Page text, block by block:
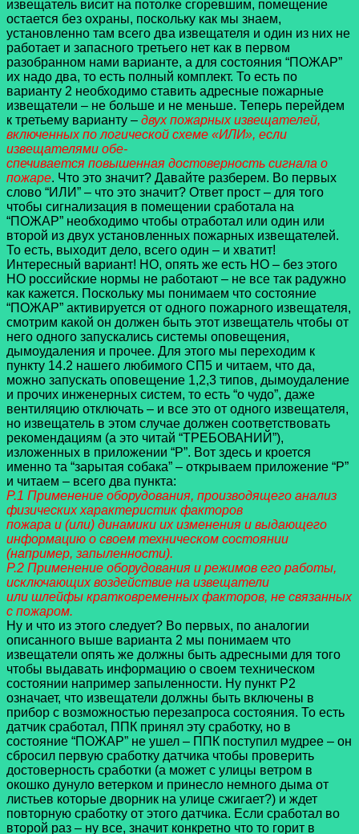
извещатель висит на потолке сгоревшим, помещение
остается без охраны, поскольку как мы знаем,
установленно там всего два извещателя и один из них не
работает и запасного третьего нет как в первом
разобранном нами варианте, а для состояния “ПОЖАР”
их надо два, то есть полный комплект. То есть по
варианту 2 необходимо ставить адресные пожарные
извещатели – не больше и не меньше. Теперь перейдем
к третьему варианту – двух пожарных извещателей,
включенных по логической схеме «ИЛИ», если
извещателями обе-
спечивается повышенная достоверность сигнала о
пожаре. Что это значит? Давайте разберем. Во первых
слово “ИЛИ” – что это значит? Ответ прост – для того
чтобы сигнализация в помещении сработала на
“ПОЖАР” необходимо чтобы отработал или один или
второй из двух установленных пожарных извещателей.
То есть, выходит дело, всего один – и хватит!
Интересный вариант! НО, опять же есть НО – без этого
НО российские нормы не работают – не все так радужно
как кажется. Поскольку мы понимаем что состояние
“ПОЖАР” активируется от одного пожарного извещателя,
смотрим какой он должен быть этот извещатель чтобы от
него одного запускались системы оповещения,
дымоудаления и прочее. Для этого мы переходим к
пункту 14.2 нашего любимого СП5 и читаем, что да,
можно запускать оповещение 1,2,3 типов, дымоудаление
и прочих инженерных систем, то есть “о чудо”, даже
вентиляцию отключать – и все это от одного извещателя,
но извещатель в этом случае должен соответствовать
рекомендациям (а это читай “ТРЕБОВАНИЙ”),
изложенных в приложении “Р”. Вот здесь и кроется
именно та “зарытая собака” – открываем приложение “Р”
и читаем – всего два пункта:
Р.1 Применение оборудования, производящего анализ
физических характеристик факторов
пожара и (или) динамики их изменения и выдающего
информацию о своем техническом состоянии
(например, запыленности).
Р.2 Применение оборудования и режимов его работы,
исключающих воздействие на извещатели
или шлейфы кратковременных факторов, не связанных
с пожаром.
Ну и что из этого следует? Во первых, по аналогии
описанного выше варианта 2 мы понимаем что
извещатели опять же должны быть адресными для того
чтобы выдавать информацию о своем техническом
состоянии например запыленности. Ну пункт Р2
означает, что извещатели должны быть включены в
прибор с возможностью перезапроса состояния. То есть
датчик сработал, ППК принял эту сработку, но в
состояние “ПОЖАР” не ушел – ППК поступил мудрее – он
сбросил первую сработку датчика чтобы проверить
достоверность сработки (а может с улицы ветром в
окошко дунуло ветерком и принесло немного дыма от
листьев которые дворник на улице сжигает?) и ждет
повторную сработку от этого датчика. Если сработал во
второй раз – ну все, значит конкретно что то горит в